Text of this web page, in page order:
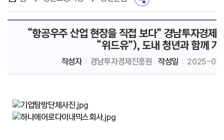
“항공우주 산업 현장을 직접 보다” 경남투자경제
“위드유”), 도내 청년과 함께 기
작성자 경남투자경제진흥원 작성일 2025-